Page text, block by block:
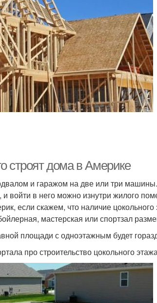
строят дома в Америке
и гаражом на две или три
войти в него можно изнутри жилого
если скажем, что наличие цокольного
мастерская или спортзал
площади с одноэтажным будет
про строительство цокольного